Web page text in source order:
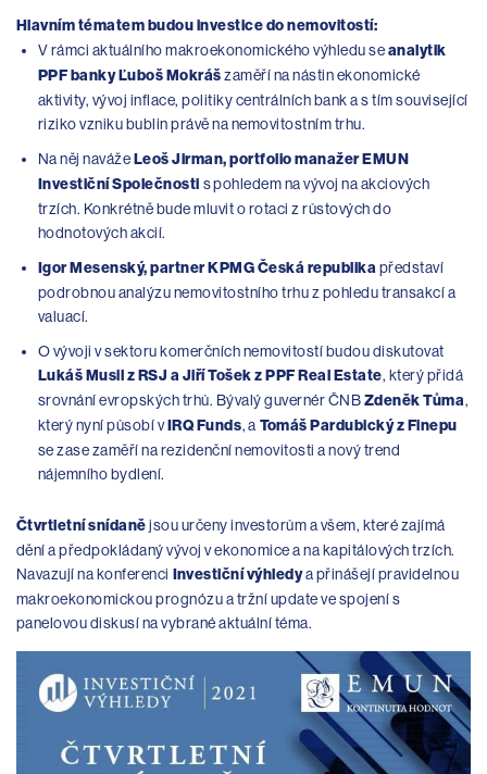
Hlavním tématem budou investice do nemovitostí:
V rámci aktuálního makroekonomického výhledu seanalytik
PPF banky Ľuboš Mokrášzaměří na nástin ekonomické
aktivity, vývoj inflace, politiky centrálních bank a s tím související
riziko vzniku bublin právě na nemovitostním trhu.
Na něj navážeLeoš Jirman, portfolio manažer EMUN
Investiční Společnosti s pohledem na vývoj na akciových
trzích. Konkrétně bude mluvit o rotaci z růstových do
hodnotových akcií.
Igor Mesenský, partner KPMG Česká republikapředstaví
podrobnou analýzu nemovitostního trhu z pohledu transakcí a
valuací.
O vývoji v sektoru komerčních nemovitostí budou diskutovat
Lukáš Musil z RSJ a Jiří Tošek z PPF Real Estate, který přidá
srovnání evropských trhů. Bývalý guvernér ČNBZdeněk Tůma,
který nyní působí vIRQ Funds, a Tomáš Pardubický z Finepu
se zase zaměří na rezidenční nemovitosti a nový trend
nájemního bydlení.
Čtvrtletní snídanějsou určeny investorům a všem, které zajímá
dění a předpokládaný vývoj v ekonomice a na kapitálových trzích.
Navazují na konferenci Investiční výhledya přinášejí pravidelnou
makroekonomickou prognózu a tržní update ve spojení s
panelovou diskusí na vybrané aktuální téma.